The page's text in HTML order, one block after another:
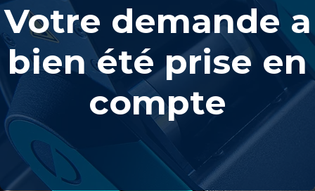
Votre demande a
bien été prise en
compte